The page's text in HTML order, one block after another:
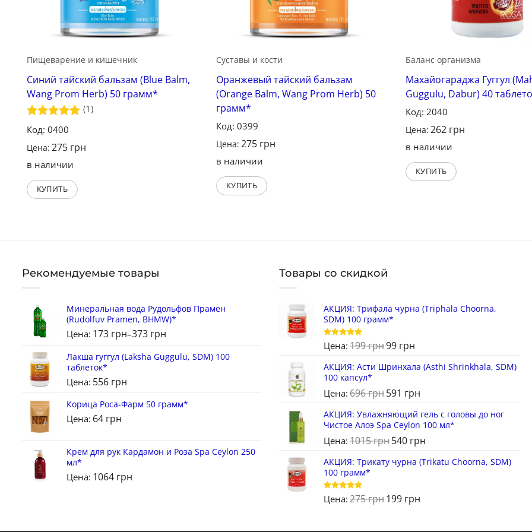
Пищеварение и кишечник
Синий тайский бальзам (Blue Balm,
Wang Prom Herb) 50 грамм*
Оценка5
из 5
(1)
Код: 0400
Цена: 275 грн
в наличии
КУПИТЬ
Суставы и кости
Оранжевый тайский бальзам
(Orange Balm, Wang Prom Herb) 50
грамм*
Код: 0399
Цена: 275 грн
в наличии
КУПИТЬ
Баланс организма
Махайогараджа Гуггул
Guggulu, Dabur) 40
Код: 2040
Цена: 262 грн
в наличии
КУПИТЬ
Рекомендуемые товары
Минеральная вода Рудольфов Прамен
(Rudolfuv Pramen, BHMW)*
Цена: 173 грн–373 грн
Лакша гуггул (Laksha Guggulu, SDM) 100
таблеток*
Цена: 556 грн
Корица Роса-Фарм 50 грамм*
Цена: 64 грн
Крем для рук Кардамон и Роза Spa Ceylon 250
мл*
Цена: 1064 грн
Товары со скидкой
АКЦИЯ: Трифала чурна (Triphala Choorna,
SDM) 100 грамм*
Оценка5
из 5
Цена: 199грн99 грн
АКЦИЯ: Асти Шринхала (Asthi Shrinkhala, SDM)
100 капсул*
Цена: 696грн591 грн
АКЦИЯ: Увлажняющий гель с головы до ног
Чистое Алоэ Spa Ceylon 100 мл*
Цена: 1015грн540 грн
АКЦИЯ: Трикату чурна (Trikatu Choorna, SDM)
100 грамм*
Оценка5
из 5
Цена: 275грн199 грн